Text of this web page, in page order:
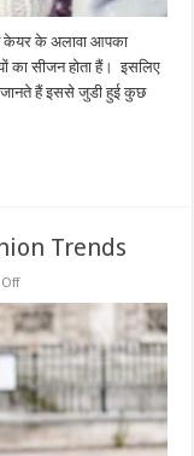
केयर के अलावा आपका
का सीजन होता हैं। इसलिए
जानते हैं इससे जुडी हुई कुछ
Trends
on
Sweater:
New
Fashion
Trends